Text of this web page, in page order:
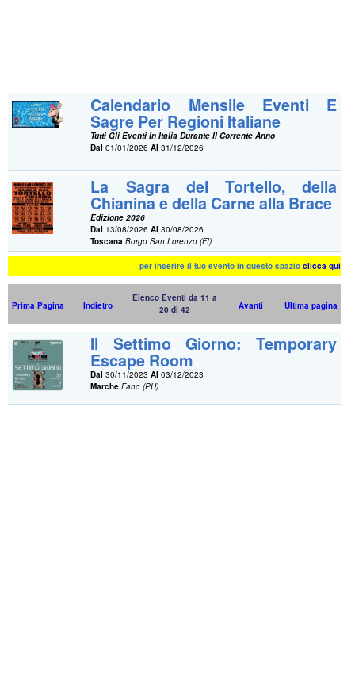
Calendario Mensile Eventi E
Sagre Per Regioni Italiane
Tutti Gli Eventi In Italia Durante Il Corrente Anno
Dal 01/01/2026Al 31/12/2026
La Sagra del Tortello, della
Chianina e della Carne alla Brace
Edizione 2026
Dal 13/08/2026Al 30/08/2026
Toscana Borgo San Lorenzo (FI)
per inserire il tuo evento in questo spazioclicca qui
Prima Pagina Indietro
Elenco Eventi da 11 a
20 di 42
Avanti Ultima pagina
Il Settimo Giorno: Temporary
Escape Room
Dal 30/11/2023Al 03/12/2023
Marche Fano (PU)